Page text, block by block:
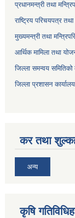
प्रधानमन्त्री तथा
राष्ट्रिय परिचयपत्र
मुख्यमन्त्री तथा
आर्थिक मामिला तथा
जिल्ला समन्वय
जिल्ला प्रशासन
कर तथा
अन्य
कृषि